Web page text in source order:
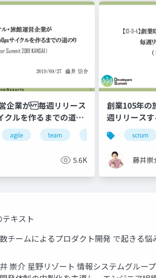
企業が 毎週リリース
クルを作るまでの道の
agile team engineer
5.6K
創業105年の
週リリース
scrum
藤井崇
キスト
チームによるプロダクト開発 で起きる
崇介 星野リゾート 情報システムグルー